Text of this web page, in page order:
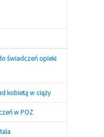
świadczeń opieki
kobietą w ciąży
w POZ